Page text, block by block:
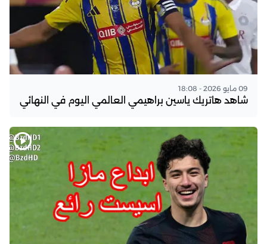
09 مايو 2026 - 18:08
شاهد هاتريك ياسين براهيمي العالمي اليوم في النهائي